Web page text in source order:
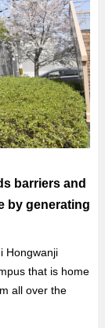
barriers and
by generating
Hongwanji
that is home
all over the